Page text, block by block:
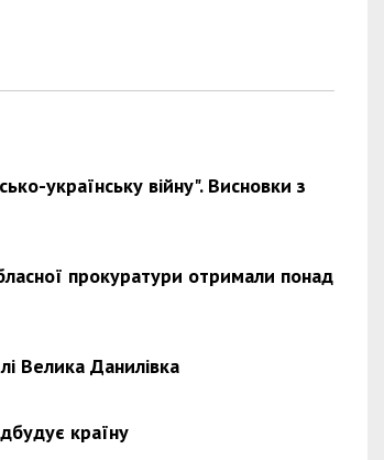
українську війну". Висновки з
прокуратури отримали понад
Велика Данилівка
країну